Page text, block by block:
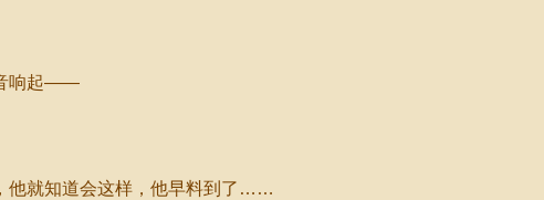
响起——
就知道会这样，他早料到了……